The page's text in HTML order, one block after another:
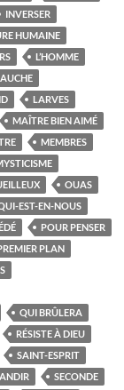
INVERSER
HUMAINE
L’HOMME
LARVES
MAÎTRE BIEN AIMÉ
MEMBRES
OUAS
EST-EN-NOUS
POUR PENSER
PLAN
QUI BRÛLERA
RÉSISTE À DIEU
SAINT-ESPRIT
SECONDE